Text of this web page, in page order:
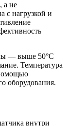
а не
с нагрузкой и
— выше 50°C
Температура
оборудования.
внутри